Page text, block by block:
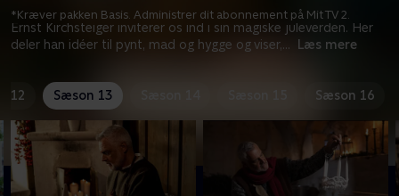
Ernst Kirchsteiger inviterer os ind i sin magiske juleverden. Her
deler han idéer til pynt, mad og hygge og viser,... Læs mere
*Kræver pakken Basis. Administrer dit abonnement på Mit TV 2.
12 Sæson 13 Sæson 16